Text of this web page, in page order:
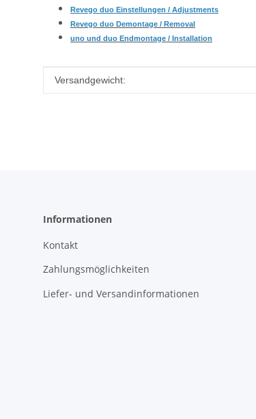
Revego duo Einstellungen / Adjustments
Revego duo Demontage / Removal
uno und duo Endmontage / Installation
Produkteigenschaft
Wert
Versandgewicht:
Informationen
Kontakt
Zahlungsmöglichkeiten
Liefer- und Versandinformationen